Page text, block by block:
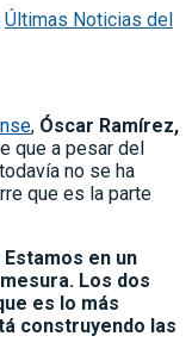
Últimas Noticias del
, Óscar Ramírez,
que a pesar del
no se ha
que es la parte
en un
Los dos
es lo más
construyendo las